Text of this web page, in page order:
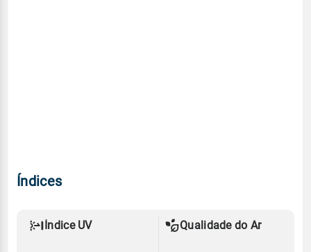
Índices
Índice UV Qualidade do Ar